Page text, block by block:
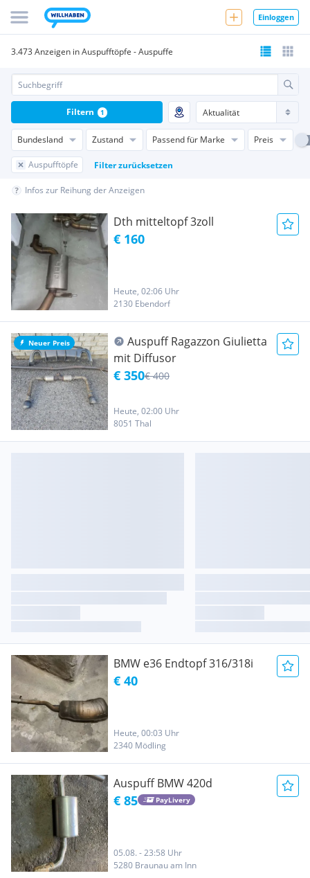
Einloggen
3.473 Anzeigen in Auspufftöpfe - Auspuffe
Bundesland Zustand Passend für Marke Preis
Auspufftöpfe Filter zurücksetzen
Filtern 1
Infos zur Reihung der Anzeigen
Dth mitteltopf 3zoll
€ 160
Heute, 02:06 Uhr
2130 Ebendorf
Neuer Preis
Auspuff Ragazzon Giulietta
mit Diffusor
€ 350€ 400
Heute, 02:00 Uhr
8051 Thal
BMW e36 Endtopf 316/318i
€ 40
Heute, 00:03 Uhr
2340 Mödling
Auspuff BMW 420d
€ 85 PayLivery
05.08. - 23:58 Uhr
5280 Braunau am Inn